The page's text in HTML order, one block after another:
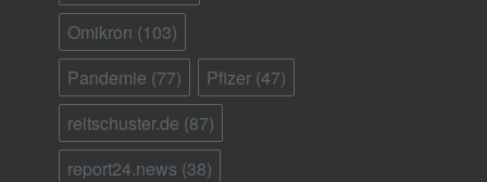
Omikron (103)
Pandemie (77) Pfizer (47)
reitschuster.de (87)
report24.news (38)